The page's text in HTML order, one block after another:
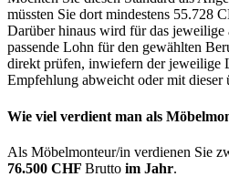
müssten Sie dort mindestens 55.728
Darüber hinaus wird für das jeweilige
passende Lohn für den gewählten
direkt prüfen, inwiefern der jeweilige
Empfehlung abweicht oder mit dieser
Wie viel verdient man als
Als Möbelmonteur/in verdienen Sie
76.500 CHF Brutto im Jahr.